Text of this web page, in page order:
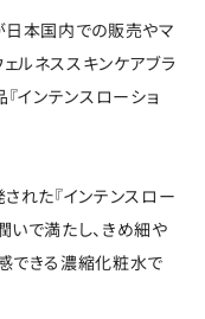
日本国内での販売やマ
ルネススキンケアブラ
『インテンスローショ
れた『インテンスロー
いで満たし、きめ細や
できる濃縮化粧水で